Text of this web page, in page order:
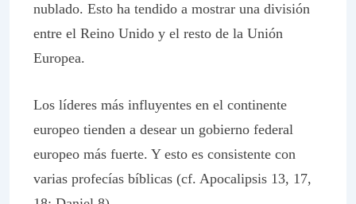
nublado. Esto ha tendido a mostrar una división
entre el Reino Unido y el resto de la Unión
Europea.
Los líderes más influyentes en el continente
europeo tienden a desear un gobierno federal
europeo más fuerte. Y esto es consistente con
varias profecías bíblicas (cf. Apocalipsis 13, 17,